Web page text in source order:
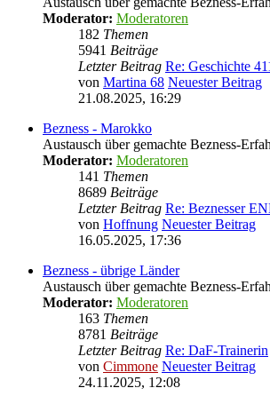
Moderator: Moderatoren
182 Themen
5941 Beiträge
Letzter Beitrag Re: Geschichte
von Martina 68 Neuester Beitrag
21.08.2025, 16:29
Bezness - Marokko
Austausch über gemachte Bezness-
Moderator: Moderatoren
141 Themen
8689 Beiträge
Letzter Beitrag Re: Beznesser
von Hoffnung Neuester Beitrag
16.05.2025, 17:36
Bezness - übrige Länder
Austausch über gemachte Bezness-
Moderator: Moderatoren
163 Themen
8781 Beiträge
Letzter Beitrag Re: DaF-Trainerin
von Cimmone Neuester Beitrag
24.11.2025, 12:08